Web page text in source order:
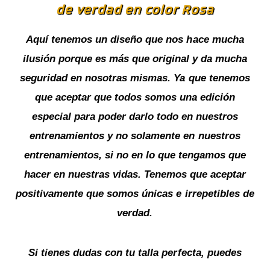
de verdad en color Rosa
Aquí tenemos un diseño que nos hace mucha
ilusión porque es más que original y da mucha
seguridad en nosotras mismas. Ya que tenemos
que aceptar que todos somos una edición
especial para poder darlo todo en nuestros
entrenamientos y no solamente en nuestros
entrenamientos, si no en lo que tengamos que
hacer en nuestras vidas. Tenemos que aceptar
positivamente que somos únicas e irrepetibles de
verdad.
Si tienes dudas con tu talla perfecta, puedes